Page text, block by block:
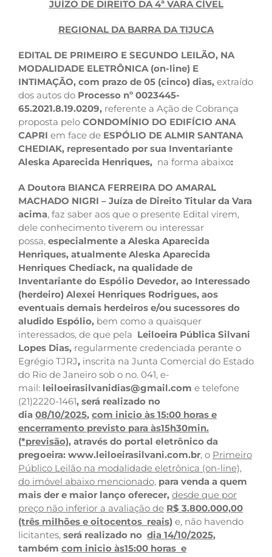
JUÍZO DE DIREITO DA 4ª VARA CÍVEL
REGIONAL DA BARRA DA TIJUCA
EDITAL DE PRIMEIRO E SEGUNDO LEILÃO, NA
MODALIDADE ELETRÔNICA (on-line) E
INTIMAÇÃO, com prazo de 05 (cinco) dias, extraído
dos autos do Processo nº 0023445-
65.2021.8.19.0209, referente a Ação de Cobrança
proposta pelo CONDOMÍNIO DO EDIFÍCIO ANA
CAPRI em face de ESPÓLIO DE ALMIR SANTANA
CHEDIAK, representado por sua Inventariante
Aleska Aparecida Henriques, na forma abaixo:
A Doutora BIANCA FERREIRA DO AMARAL
MACHADO NIGRI – Juíza de Direito Titular da Vara
acima, faz saber aos que o presente Edital virem,
dele conhecimento tiverem ou interessar
possa, especialmente a Aleska Aparecida
Henriques, atualmente Aleska Aparecida
Henriques Chediack, na qualidade de
Inventariante do Espólio Devedor, ao Interessado
(herdeiro) Alexei Henriques Rodrigues, aos
eventuais demais herdeiros e/ou sucessores do
aludido Espólio, bem como a quaisquer
interessados, de que pela Leiloeira Pública Silvani
Lopes Dias, regularmente credenciada perante o
Egrégio TJRJ, inscrita na Junta Comercial do Estado
do Rio de Janeiro sob o no. 041, e-
mail: leiloeirasilvanidias@gmail.com e telefone
(21)2220-1461, será realizado no
dia 08/10/2025, com inicio às 15:00 horas e
encerramento previsto para às15h30min.
(*previsão), através do portal eletrônico da
pregoeira: www.leiloeirasilvani.com.br, o Primeiro
Público Leilão na modalidade eletrônica (on-line),
do imóvel abaixo mencionado, para venda a quem
mais der e maior lanço oferecer, desde que por
preço não inferior a avaliação de R$ 3.800.000,00
(três milhões e oitocentos reais) e, não havendo
licitantes, será realizado no dia 14/10/2025,
também com inicio às15:00 horas e